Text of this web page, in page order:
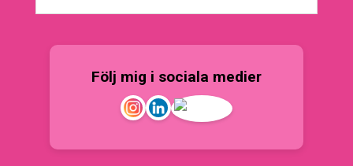
Följ mig i sociala medier